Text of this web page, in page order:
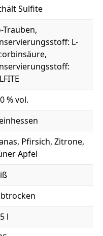
Sulfite
Trauben,
L-
% vol.
Pfirsich, Zitrone,
Apfel
l